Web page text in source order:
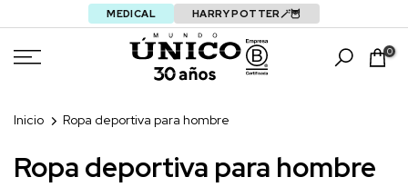
MEDICAL HARRY POTTER🪄🦉
0
Inicio Ropa deportiva para hombre
Ropa deportiva para hombre